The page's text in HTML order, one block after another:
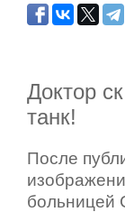
Доктор
танк!
После
больницей